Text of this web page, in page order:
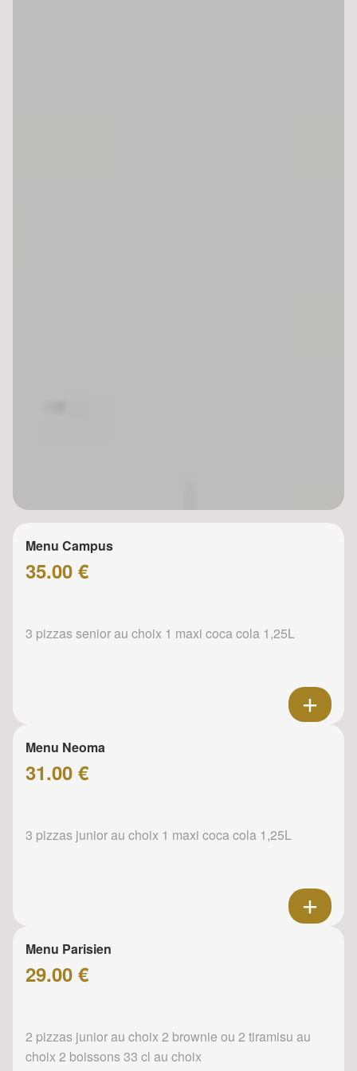
Menu Campus
35.00 €
3 pizzas senior au choix 1 maxi coca cola 1,25L
Menu Neoma
31.00 €
3 pizzas junior au choix 1 maxi coca cola 1,25L
Menu Parisien
29.00 €
2 pizzas junior au choix 2 brownie ou 2 tiramisu au
choix 2 boissons 33 cl au choix